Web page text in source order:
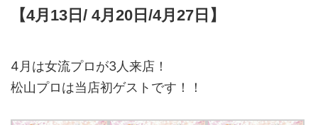
【4月13日/ 4月20日/4月27日】
4月は女流プロが3人来店！
松山プロは当店初ゲストです！！